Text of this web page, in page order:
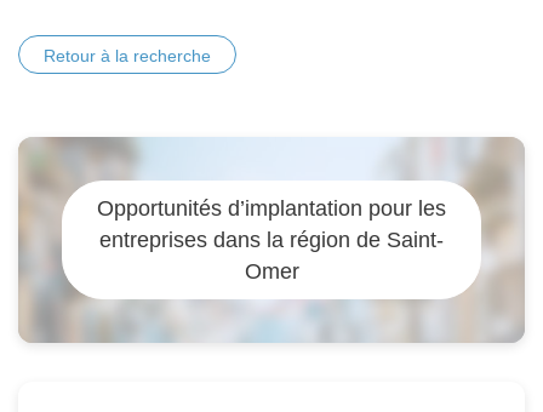
Retour à la recherche
Opportunités d’implantation pour les
entreprises dans la région de Saint-
Omer